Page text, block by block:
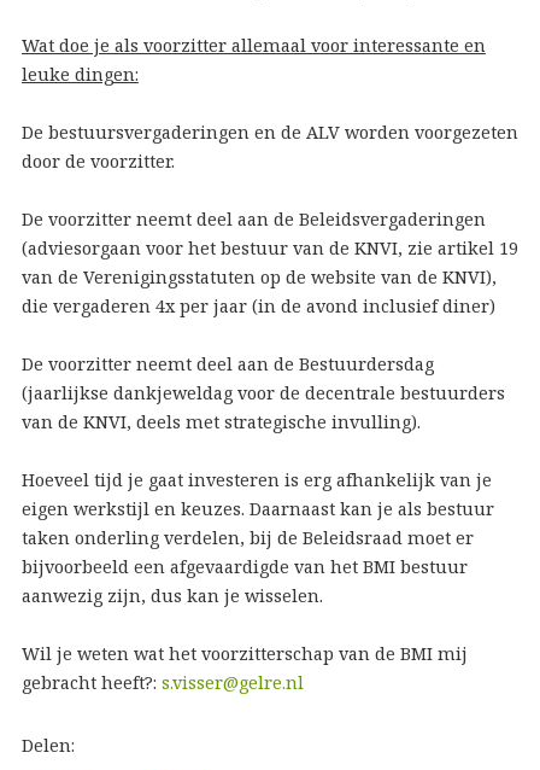
Wat doe je als voorzitter allemaal voor interessante en
leuke dingen:
De bestuursvergaderingen en de ALV worden voorgezeten
door de voorzitter.
De voorzitter neemt deel aan de Beleidsvergaderingen
(adviesorgaan voor het bestuur van de KNVI, zie artikel 19
van de Verenigingsstatuten op de website van de KNVI),
die vergaderen 4x per jaar (in de avond inclusief diner)
De voorzitter neemt deel aan de Bestuurdersdag
(jaarlijkse dankjeweldag voor de decentrale bestuurders
van de KNVI, deels met strategische invulling).
Hoeveel tijd je gaat investeren is erg afhankelijk van je
eigen werkstijl en keuzes. Daarnaast kan je als bestuur
taken onderling verdelen, bij de Beleidsraad moet er
bijvoorbeeld een afgevaardigde van het BMI bestuur
aanwezig zijn, dus kan je wisselen.
Wil je weten wat het voorzitterschap van de BMI mij
gebracht heeft?: s.visser@gelre.nl
Delen: